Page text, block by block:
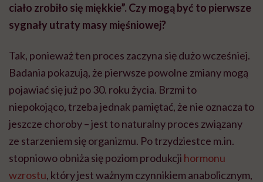
ciało zrobiło się miękkie”. Czy mogą być to pierwsze
sygnały utraty masy mięśniowej?
Tak, ponieważ ten proces zaczyna się dużo wcześniej.
Badania pokazują, że pierwsze powolne zmiany mogą
pojawiać się już po 30. roku życia. Brzmi to
niepokojąco, trzeba jednak pamiętać, że nie oznacza to
jeszcze choroby – jest to naturalny proces związany
ze starzeniem się organizmu. Po trzydziestce m.in.
stopniowo obniża się poziom produkcji hormonu
wzrostu, który jest ważnym czynnikiem anabolicznym,